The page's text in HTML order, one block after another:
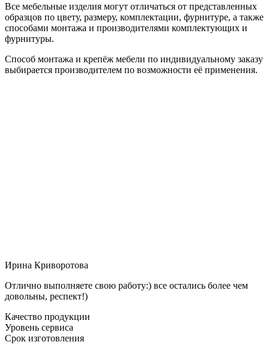
Все мебельные изделия могут отличаться от представленных
образцов по цвету, размеру, комплектации, фурнитуре, а также
способами монтажа и производителями комплектующих и
фурнитуры.
Способ монтажа и крепёж мебели по индивидуальному заказу
выбирается производителем по возможности её применения.
Ирина Криворотова
Отлично выполняете свою работу:) все остались более чем
довольны, респект!)
Качество продукции
Уровень сервиса
Срок изготовления